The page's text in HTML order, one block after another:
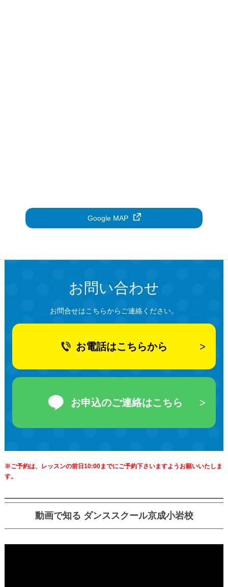
Google MAP
お問い合わせ
お問合せはこちらからご連絡ください。
お電話はこちらから
お申込のご連絡はこちら
※ご予約は、レッスンの前日10:00までにご予約下さいますようお願いいたしま
す。
動画で知る ダンススクール京成小岩校